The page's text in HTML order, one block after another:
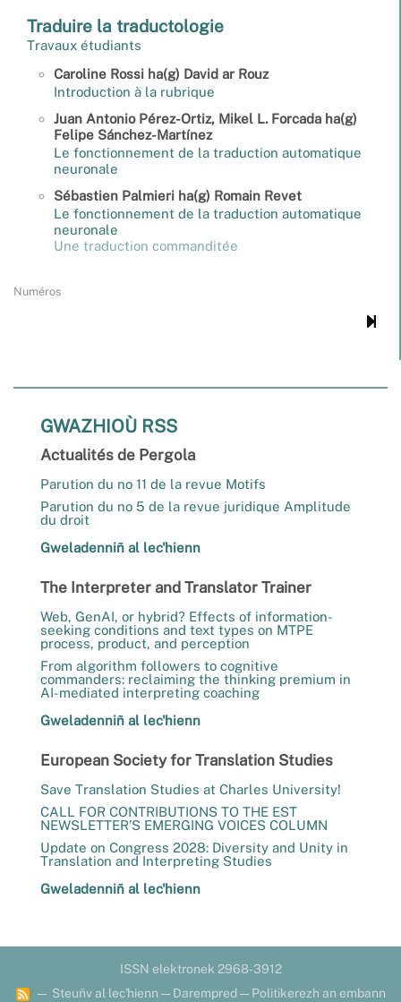
Traduire la traductologie
Travaux étudiants
Caroline Rossi ha(g) David ar Rouz
Introduction à la rubrique
Juan Antonio Pérez-Ortiz, Mikel L. Forcada ha(g)
Felipe Sánchez-Martínez
Le fonctionnement de la traduction automatique
neuronale
Sébastien Palmieri ha(g) Romain Revet
Le fonctionnement de la traduction automatique
neuronale
Une traduction commanditée
Numéros
GWAZHIOÙ RSS
Actualités de Pergola
Parution du no 11 de la revue Motifs
Parution du no 5 de la revue juridique Amplitude
du droit
Gweladenniñ al lec'hienn
The Interpreter and Translator Trainer
Web, GenAI, or hybrid? Effects of information-
seeking conditions and text types on MTPE
process, product, and perception
From algorithm followers to cognitive
commanders: reclaiming the thinking premium in
AI-mediated interpreting coaching
Gweladenniñ al lec'hienn
European Society for Translation Studies
Save Translation Studies at Charles University!
CALL FOR CONTRIBUTIONS TO THE EST
NEWSLETTER’S EMERGING VOICES COLUMN
Update on Congress 2028: Diversity and Unity in
Translation and Interpreting Studies
Gweladenniñ al lec'hienn
ISSN elektronek 2968-3912
— Steuñv al lec'hienn —Darempred —Politikerezh an embann